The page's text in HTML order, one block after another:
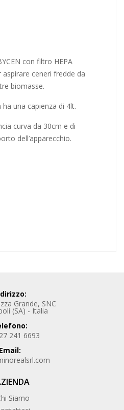
con filtro HEPA
ceneri fredde da
biomasse.
una capienza di 4lt.
curva da 30cm e di
dell’apparecchio.
Grande, SNC
(SA) - Italia
241 6693
Email:
Siamo